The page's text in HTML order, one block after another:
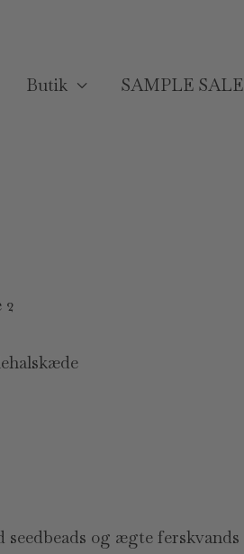
Butik SAMPLE SALE
og ægte ferskvands